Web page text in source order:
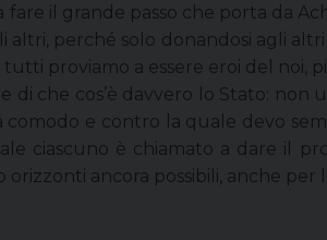
il grande passo che porta da
altri, perché solo donandosi agli
tutti proviamo a essere eroi del noi,
di che cos’è davvero lo Stato: non
e contro la quale devo
ciascuno è chiamato a dare il
orizzonti ancora possibili, anche per